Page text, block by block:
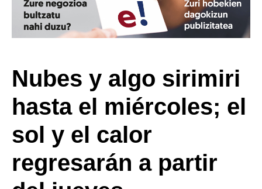
Nubes y algo sirimiri
hasta el miércoles; el
sol y el calor
regresarán a partir